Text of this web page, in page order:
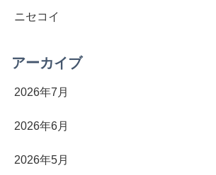
ニセコイ
アーカイブ
2026年7月
2026年6月
2026年5月